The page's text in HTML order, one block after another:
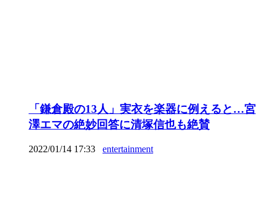
「鎌倉殿の13人」実衣を楽器に例えると…宮
澤エマの絶妙回答に清塚信也も絶賛
2022/01/14 17:33 entertainment